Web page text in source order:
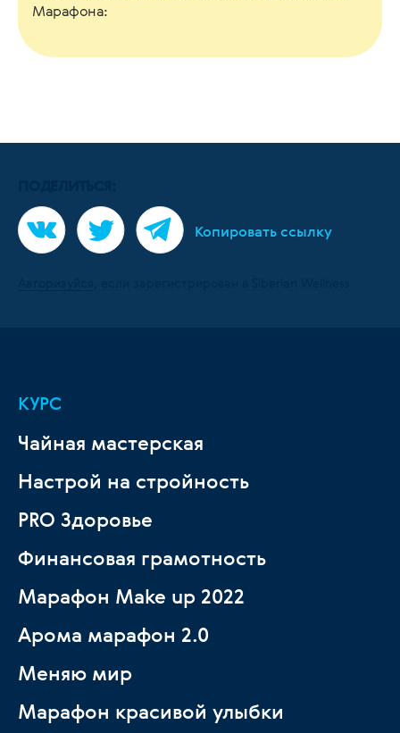
Марафона:
Копировать ссылку
КУРС
Чайная мастерская
Настрой на стройность
PRO Здоровье
Финансовая грамотность
Марафон Make up 2022
Арома марафон 2.0
Меняю мир
Марафон красивой улыбки